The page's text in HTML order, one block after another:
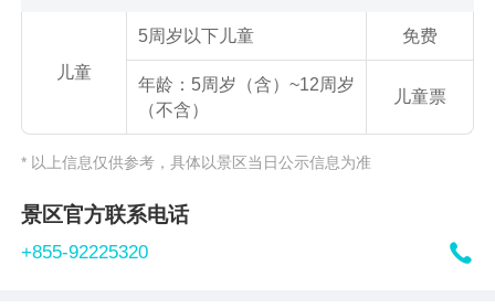
儿童
5周岁以下儿童 免费
年龄：5周岁（含）~12周岁
（不含）
儿童票
* 以上信息仅供参考，具体以景区当日公示信息为准
景区官方联系电话
+855-92225320 